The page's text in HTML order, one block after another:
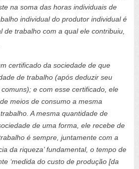
na soma das horas individuais de
individual do produtor individual é
de trabalho com a qual ele contribuiu,
certificado da sociedade de que
de trabalho (após deduzir seu
e com esse certificado, ele
meios de consumo a mesma
A mesma quantidade de
de uma forma, ele recebe de
é sempre, juntamente com a
da riqueza’ fundamental, o tempo de
‘medida do custo de produção [da